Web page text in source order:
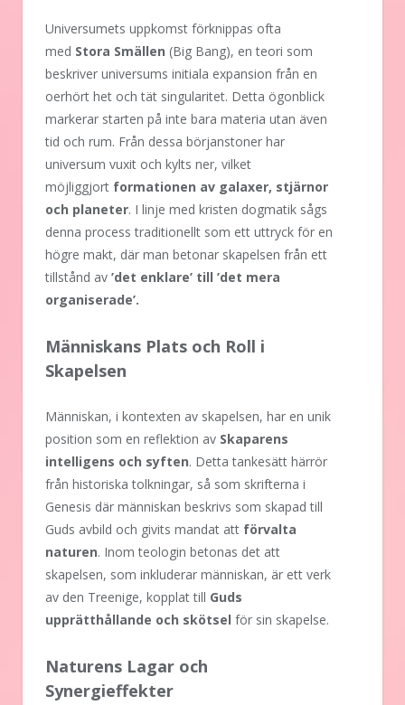
Universumets uppkomst förknippas ofta
med Stora Smällen (Big Bang), en teori som
beskriver universums initiala expansion från en
oerhört het och tät singularitet. Detta ögonblick
markerar starten på inte bara materia utan även
tid och rum. Från dessa börjanstoner har
universum vuxit och kylts ner, vilket
möjliggjort formationen av galaxer, stjärnor
och planeter. I linje med kristen dogmatik sågs
denna process traditionellt som ett uttryck för en
högre makt, där man betonar skapelsen från ett
tillstånd av ’det enklare’ till ’det mera
organiserade’.
Människans Plats och Roll i
Skapelsen
Människan, i kontexten av skapelsen, har en unik
position som en reflektion av Skaparens
intelligens och syften. Detta tankesätt härrör
från historiska tolkningar, så som skrifterna i
Genesis där människan beskrivs som skapad till
Guds avbild och givits mandat att förvalta
naturen. Inom teologin betonas det att
skapelsen, som inkluderar människan, är ett verk
av den Treenige, kopplat till Guds
upprätthållande och skötsel för sin skapelse.
Naturens Lagar och
Synergieffekter